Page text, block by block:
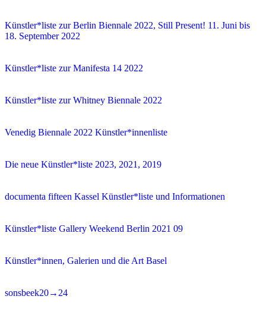
Künstler*liste zur Berlin Biennale 2022, Still Present! 11. Juni bis
18. September 2022
Künstler*liste zur Manifesta 14 2022
Künstler*liste zur Whitney Biennale 2022
Venedig Biennale 2022 Künstler*innenliste
Die neue Künstler*liste 2023, 2021, 2019
documenta fifteen Kassel Künstler*liste und Informationen
Künstler*liste Gallery Weekend Berlin 2021 09
Künstler*innen, Galerien und die Art Basel
sonsbeek20→24